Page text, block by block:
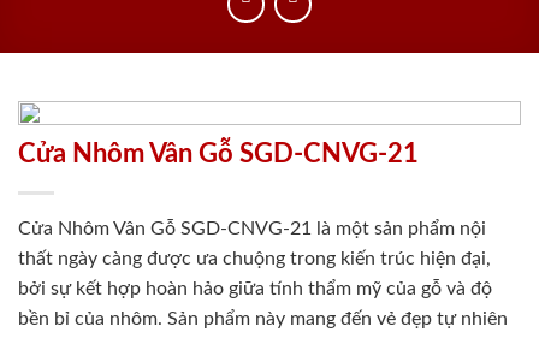
Cửa Nhôm Vân Gỗ SGD-CNVG-21
Cửa Nhôm Vân Gỗ SGD-CNVG-21 là một sản phẩm nội
thất ngày càng được ưa chuộng trong kiến trúc hiện đại,
bởi sự kết hợp hoàn hảo giữa tính thẩm mỹ của gỗ và độ
bền bỉ của nhôm. Sản phẩm này mang đến vẻ đẹp tự nhiên